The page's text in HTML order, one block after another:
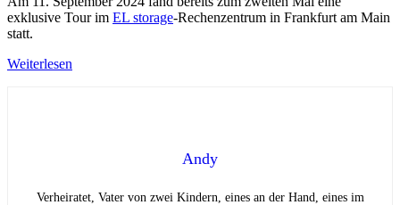
exklusive Tour im EL storage-Rechenzentrum in Frankfurt am Main
statt.
Weiterlesen
Andy
Verheiratet, Vater von zwei Kindern, eines an der Hand, eines im